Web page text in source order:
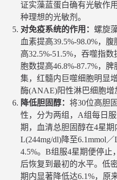
证实藻蓝蛋白确有光敏作
种理想的光敏剂。
对免疫系统的作用： 螺旋
血素提高39.5%-98.0%，
高32.5%-51.5%，吞噬指
胞数提高46.8%-87.7%，
集，红髓内巨噬细胞明显
酶(ANAE)阳性淋巴细胞增
降低胆固醇： 将30位高胆
性，分为两组，A组每日
期，血清总胆固醇在4星期
L(244mg/dl)降至6.1mmol
4.5%。B组服4星期便停止
后恢复到最初的水平。低
期内显著降低达6.1%，原